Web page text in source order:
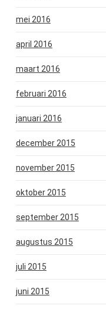
mei 2016
april 2016
maart 2016
februari 2016
januari 2016
december 2015
november 2015
oktober 2015
september 2015
augustus 2015
juli 2015
juni 2015